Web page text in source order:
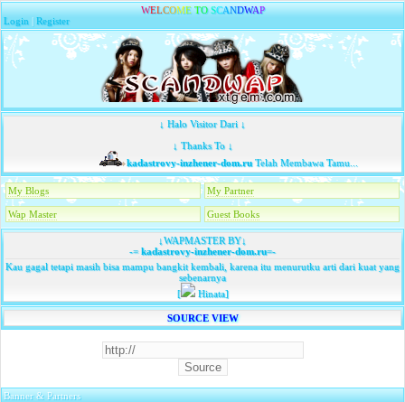
WELCOME TO SCANDWAP
Login |Register
↓ Halo Visitor Dari ↓
↓ Thanks To ↓
kadastrovy-inzhener-dom.ruTelah Membawa Tamu...
My Blogs My Partner
Wap Master Guest Books
↓WAPMASTER BY↓
-=kadastrovy-inzhener-dom.ru=-
Kau gagal tetapi masih bisa mampu bangkit kembali, karena itu menurutku arti dari kuat yang
sebenarnya
[
Hinata]
SOURCE VIEW
Banner & Partners